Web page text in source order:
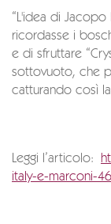
“L'idea di
ricordasse i
e di sfruttare
sottovuoto, che
catturando così
Leggi l’articolo:
italy-e-marconi-